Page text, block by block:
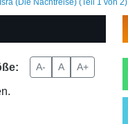
(Die Nachtreise) (Teil 1 von 2)
A- A A+